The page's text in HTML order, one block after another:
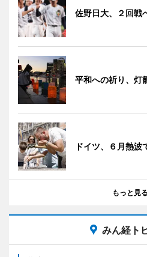
佐野日大、２回
平和への祈り、灯
ドイツ、６月熱波
もっと見る
みん経ト